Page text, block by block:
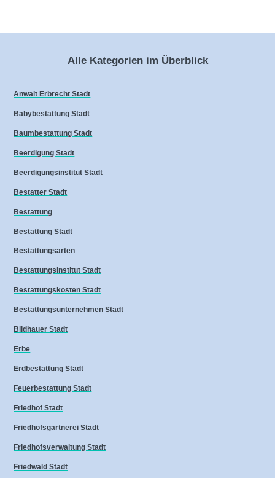
Alle Kategorien im Überblick
Anwalt Erbrecht Stadt
Babybestattung Stadt
Baumbestattung Stadt
Beerdigung Stadt
Beerdigungsinstitut Stadt
Bestatter Stadt
Bestattung
Bestattung Stadt
Bestattungsarten
Bestattungsinstitut Stadt
Bestattungskosten Stadt
Bestattungsunternehmen Stadt
Bildhauer Stadt
Erbe
Erdbestattung Stadt
Feuerbestattung Stadt
Friedhof Stadt
Friedhofsgärtnerei Stadt
Friedhofsverwaltung Stadt
Friedwald Stadt